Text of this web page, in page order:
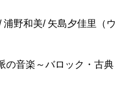
野和美/ 矢島夕佳里（ウ
の音楽～バロック・古典